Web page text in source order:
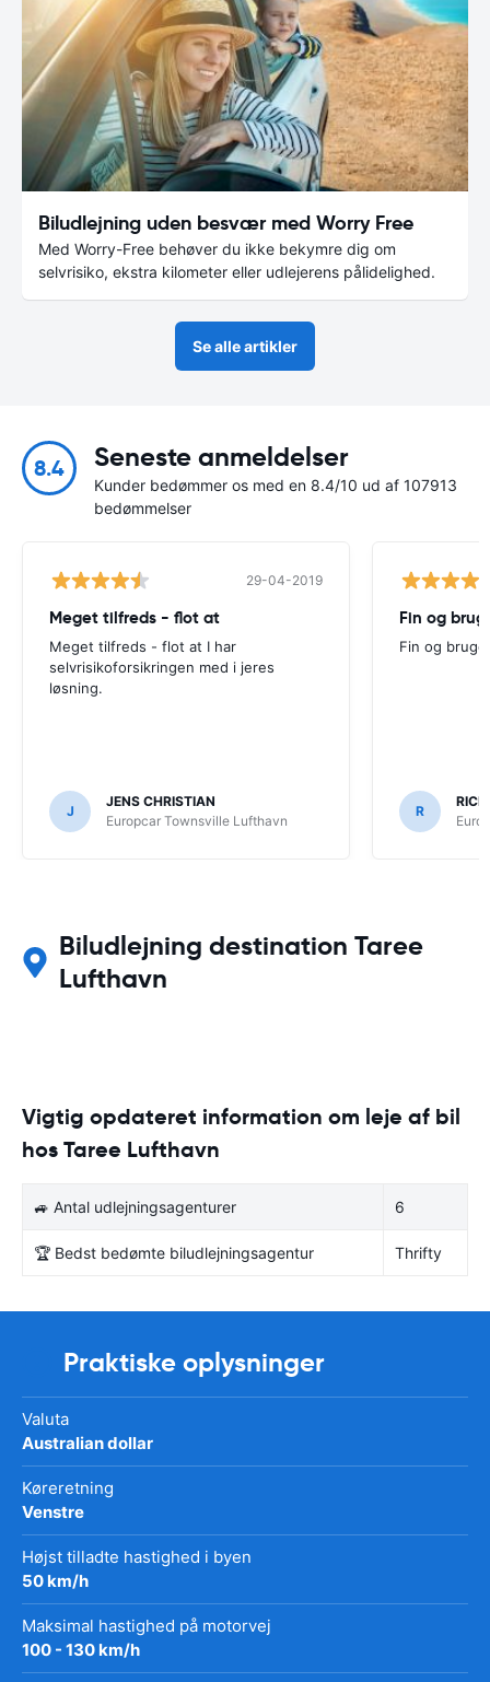
Biludlejning uden besvær med Worry Free
Med Worry-Free behøver du ikke bekymre dig om
selvrisiko, ekstra kilometer eller udlejerens pålidelighed.
Se alle artikler
8.4 Seneste anmeldelser
Kunder bedømmer os med en 8.4/10 ud af 107913
bedømmelser
29-04-2019
Meget tilfreds - flot at
Meget tilfreds - flot at I har
selvrisikoforsikringen med i jeres
løsning.
J
JENS CHRISTIAN
Europcar Townsville Lufthavn
Fin og
Fin og
R
Biludlejning destination Taree
Lufthavn
Vigtig opdateret information om leje af bil
hos Taree Lufthavn
🚙 Antal udlejningsagenturer 6
🏆 Bedst bedømte biludlejningsagentur Thrifty
Praktiske oplysninger
Valuta
Australian dollar
Køreretning
Venstre
Højst tilladte hastighed i byen
50 km/h
Maksimal hastighed på motorvej
100 - 130 km/h